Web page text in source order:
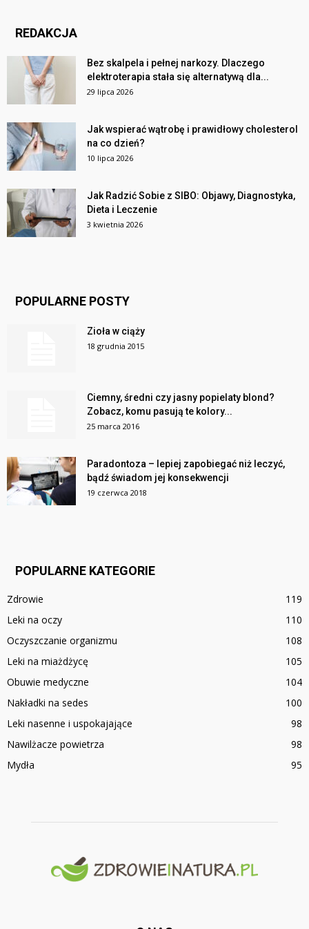
REDAKCJA
Bez skalpela i pełnej narkozy. Dlaczego
elektroterapia stała się alternatywą dla...
29 lipca 2026
Jak wspierać wątrobę i prawidłowy cholesterol
na co dzień?
10 lipca 2026
Jak Radzić Sobie z SIBO: Objawy, Diagnostyka,
Dieta i Leczenie
3 kwietnia 2026
POPULARNE POSTY
Zioła w ciąży
18 grudnia 2015
Ciemny, średni czy jasny popielaty blond?
Zobacz, komu pasują te kolory...
25 marca 2016
Paradontoza – lepiej zapobiegać niż leczyć,
bądź świadom jej konsekwencji
19 czerwca 2018
POPULARNE KATEGORIE
Zdrowie
119
Leki na oczy
110
Oczyszczanie organizmu
108
Leki na miażdżycę
105
Obuwie medyczne
104
Nakładki na sedes
100
Leki nasenne i uspokajające
98
Nawilżacze powietrza
98
Mydła
95